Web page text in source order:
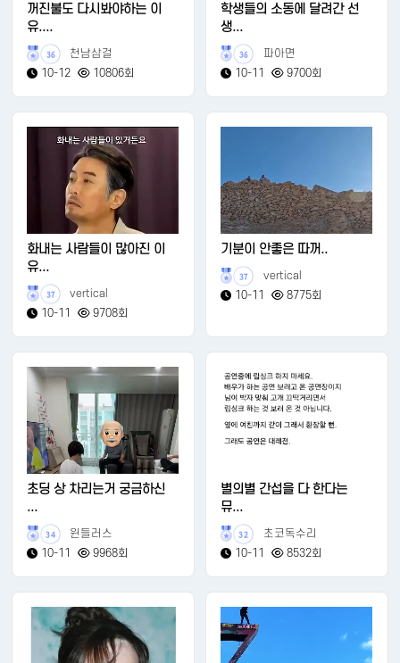
꺼진불도 다시봐야하는 이
유....
36
천남삼걸
10-12
10806회
학생들의 소동에 달려간 선
생...
36
파아면
10-11
9700회
화내는 사람들이 많아진 이
유...
37
vertical
10-11
9708회
기분이 안좋은 따꺼..
37
vertical
10-11
8775회
초딩 상 차리는거 궁금하신
...
34
윈들러스
10-11
9968회
별의별 간섭을 다 한다는
뮤...
32
초코독수리
10-11
8532회